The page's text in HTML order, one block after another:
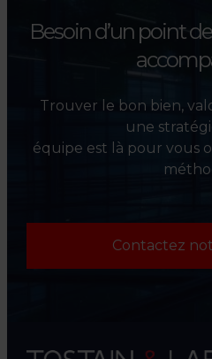
Besoin d’un point
Trouver le bon bien,
une
équipe est là pour vous
Contactez